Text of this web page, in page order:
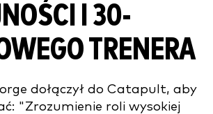
I 30-
TRENERA
dołączył do Catapult, aby
"Zrozumienie roli wysokiej